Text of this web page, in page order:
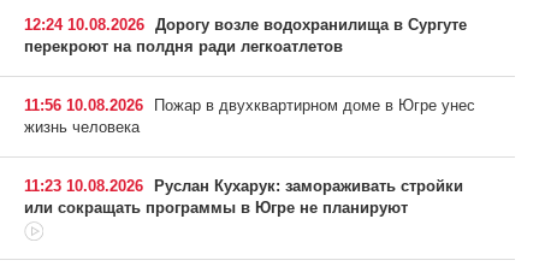
12:24 10.08.2026 Дорогу возле водохранилища в Сургуте
перекроют на полдня ради легкоатлетов
11:56 10.08.2026
Пожар в двухквартирном доме в Югре унес
жизнь человека
11:23 10.08.2026
Руслан Кухарук: замораживать стройки
или сокращать программы в Югре не планируют